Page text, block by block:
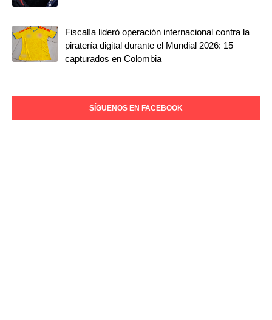
Fiscalía lideró operación internacional contra la
piratería digital durante el Mundial 2026: 15
capturados en Colombia
SÍGUENOS EN FACEBOOK